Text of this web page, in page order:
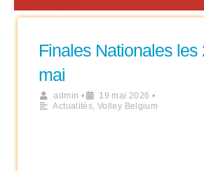
Finales Nationales les
mai
admin • 19 mai 2026 •
Actualités, Volley Belgium